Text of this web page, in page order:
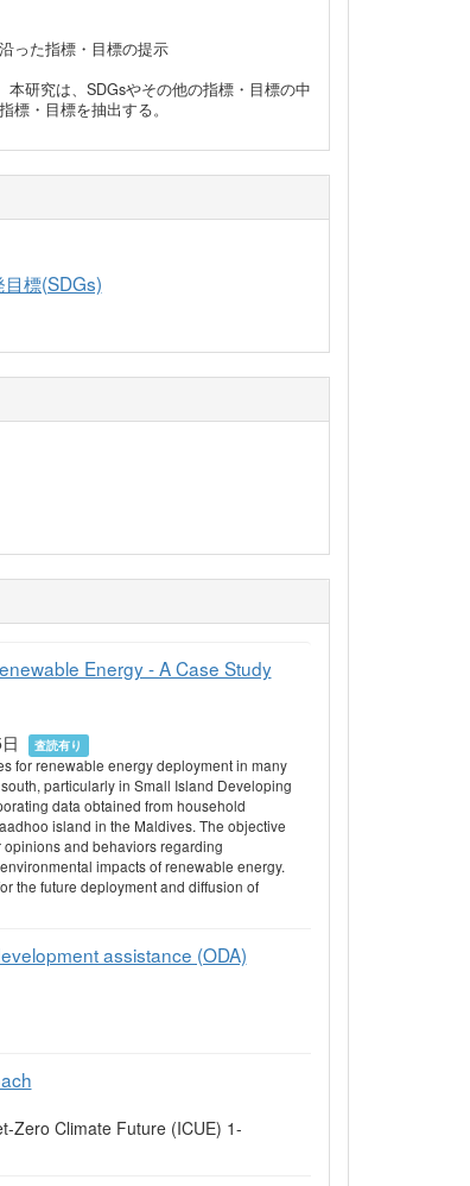
った指標・目標の提示
研究は、SDGsやその他の指標・目標の中
・目標を抽出する。
標(SDGs)
Energy - A Case Study
査読有り
for renewable energy deployment in many
particularly in Small Island Developing
data obtained from household
island in the Maldives. The objective
and behaviors regarding
impacts of renewable energy.
the future deployment and diffusion of
assistance (ODA)
Zero Climate Future (ICUE) 1-